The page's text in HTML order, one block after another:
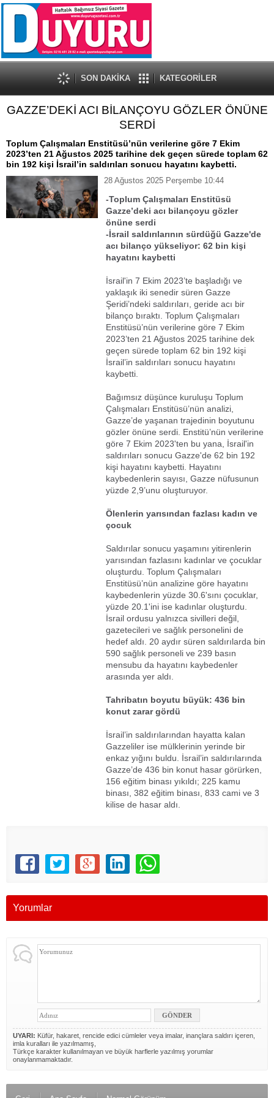
SON DAKİKA KATEGORİLER
GAZZE’DEKİ ACI BİLANÇOYU GÖZLER ÖNÜNE
SERDİ
Toplum Çalışmaları Enstitüsü’nün verilerine göre 7 Ekim
2023’ten 21 Ağustos 2025 tarihine dek geçen sürede toplam 62
bin 192 kişi İsrail’in saldırıları sonucu hayatını kaybetti.
28 Ağustos 2025 Perşembe 10:44
-Toplum Çalışmaları Enstitüsü
Gazze’deki acı bilançoyu gözler
önüne serdi
-İsrail saldırılarının sürdüğü Gazze'de
acı bilanço yükseliyor: 62 bin kişi
hayatını kaybetti
İsrail'in 7 Ekim 2023’te başladığı ve
yaklaşık iki senedir süren Gazze
Şeridi’ndeki saldırıları, geride acı bir
bilanço bıraktı. Toplum Çalışmaları
Enstitüsü’nün verilerine göre 7 Ekim
2023’ten 21 Ağustos 2025 tarihine dek
geçen sürede toplam 62 bin 192 kişi
İsrail’in saldırıları sonucu hayatını
kaybetti.
Bağımsız düşünce kuruluşu Toplum
Çalışmaları Enstitüsü’nün analizi,
Gazze’de yaşanan trajedinin boyutunu
gözler önüne serdi. Enstitü’nün verilerine
göre 7 Ekim 2023'ten bu yana, İsrail'in
saldırıları sonucu Gazze'de 62 bin 192
kişi hayatını kaybetti. Hayatını
kaybedenlerin sayısı, Gazze nüfusunun
yüzde 2,9’unu oluşturuyor.
Ölenlerin yarısından fazlası kadın ve
çocuk
Saldırılar sonucu yaşamını yitirenlerin
yarısından fazlasını kadınlar ve çocuklar
oluşturdu. Toplum Çalışmaları
Enstitüsü’nün analizine göre hayatını
kaybedenlerin yüzde 30.6'sını çocuklar,
yüzde 20.1'ini ise kadınlar oluşturdu.
İsrail ordusu yalnızca sivilleri değil,
gazetecileri ve sağlık personelini de
hedef aldı. 20 aydır süren saldırılarda bin
590 sağlık personeli ve 239 basın
mensubu da hayatını kaybedenler
arasında yer aldı.
Tahribatın boyutu büyük: 436 bin
konut zarar gördü
İsrail’in saldırılarından hayatta kalan
Gazzeliler ise mülklerinin yerinde bir
enkaz yığını buldu. İsrail’in saldırılarında
Gazze’de 436 bin konut hasar görürken,
156 eğitim binası yıkıldı; 225 kamu
binası, 382 eğitim binası, 833 cami ve 3
kilise de hasar aldı.
Yorumlar
UYARI: Küfür, hakaret, rencide edici cümleler veya imalar, inançlara saldırı içeren,
imla kuralları ile yazılmamış,
Türkçe karakter kullanılmayan ve büyük harflerle yazılmış yorumlar
onaylanmamaktadır.